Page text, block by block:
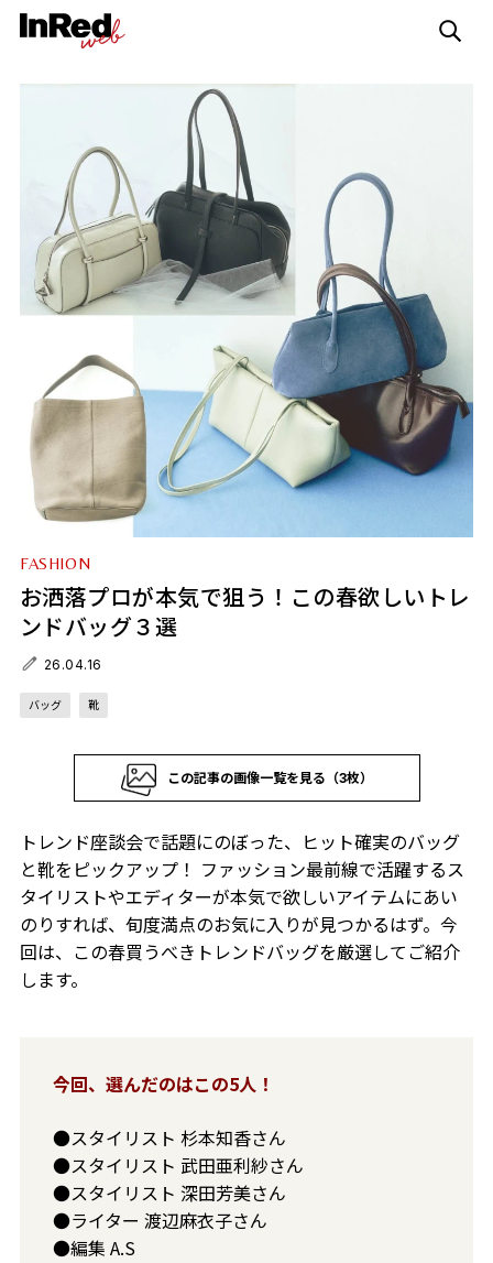
FASHION
お洒落プロが本気で狙う！この春欲しいトレ
ンドバッグ３選
26.04.16
バッグ 靴
この記事の画像一覧を見る（3枚）
トレンド座談会で話題にのぼった、ヒット確実のバッグ
と靴をピックアップ！ ファッション最前線で活躍するス
タイリストやエディターが本気で欲しいアイテムにあい
のりすれば、旬度満点のお気に入りが見つかるはず。今
回は、この春買うべきトレンドバッグを厳選してご紹介
します。
今回、選んだのはこの5人！
●スタイリスト 杉本知香さん
●スタイリスト 武田亜利紗さん
●スタイリスト 深田芳美さん
●ライター 渡辺麻衣子さん
●編集 A.S